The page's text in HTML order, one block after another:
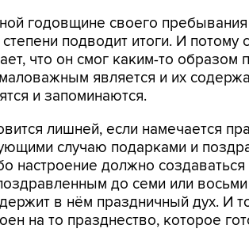
годовщине своего пребывания
подводит итоги. И потому
что он смог каким-то образом
является и их
и запоминаются.
лишней, если намечается
случаю подарками и
настроение должно создаваться
до семи или
в нём праздничный дух. И
на то празднество, которое